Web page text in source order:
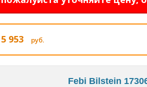
5 953 руб.
Febi Bilstein